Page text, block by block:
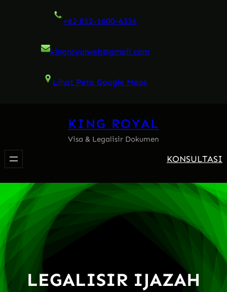
+62 852-1600-6336
kingroyalweb@gmail.com
Lihat Peta Google Maps
KING ROYAL
Visa & Legalisir Dokumen
KONSULTASI
LEGALISIR IJAZAH